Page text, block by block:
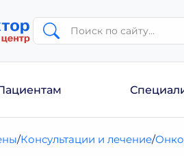
Консультации и лечение